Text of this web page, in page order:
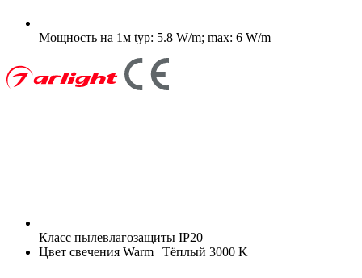
Мощность на 1м typ: 5.8 W/m; max: 6 W/m
Класс пылевлагозащиты IP20
Цвет свечения Warm | Тёплый 3000 K